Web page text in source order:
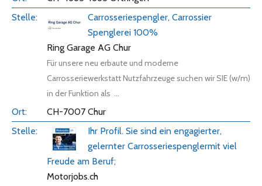
Carrosseriespengler, Carrossier
Spenglerei 100%
Ring Garage AG Chur
Für unsere neu erbaute und moderne
Carrosseriewerkstatt Nutzfahrzeuge suchen wir SIE (w/m)
in der Funktion als ...
CH-7007 Chur
Ihr Profil. Sie sind ein engagierter,
gelernter Carrosseriespenglermit viel
Freude am Beruf;
Motorjobs.ch